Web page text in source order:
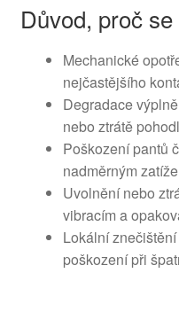
Důvod, proč
Mechanické
nejčastějšího
Degradace
nebo ztrátě
Poškození pantů
nadměrným
Uvolnění nebo
vibracím a
Lokální
poškození při